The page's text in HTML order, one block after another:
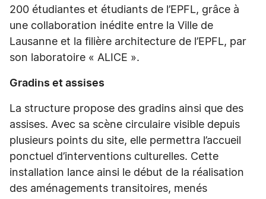
200 étudiantes et étudiants de l’EPFL, grâce à
une collaboration inédite entre la Ville de
Lausanne et la filière architecture de l’EPFL, par
son laboratoire « ALICE ».
Gradins et assises
La structure propose des gradins ainsi que des
assises. Avec sa scène circulaire visible depuis
plusieurs points du site, elle permettra l’accueil
ponctuel d’interventions culturelles. Cette
installation lance ainsi le début de la réalisation
des aménagements transitoires, menés